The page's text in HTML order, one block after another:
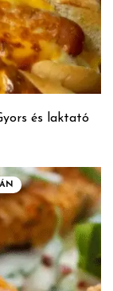
és laktató